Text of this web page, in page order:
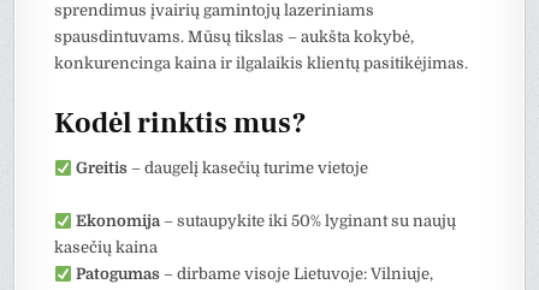
sprendimus įvairių gamintojų lazeriniams
spausdintuvams. Mūsų tikslas – aukšta kokybė,
konkurencinga kaina ir ilgalaikis klientų pasitikėjimas.
Kodėl rinktis mus?
Greitis – daugelį kasečių turime vietoje
Ekonomija– sutaupykite iki 50% lyginant su naujų
kasečių kaina
Patogumas – dirbame visoje Lietuvoje: Vilniuje,